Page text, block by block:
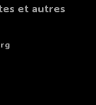
et autres